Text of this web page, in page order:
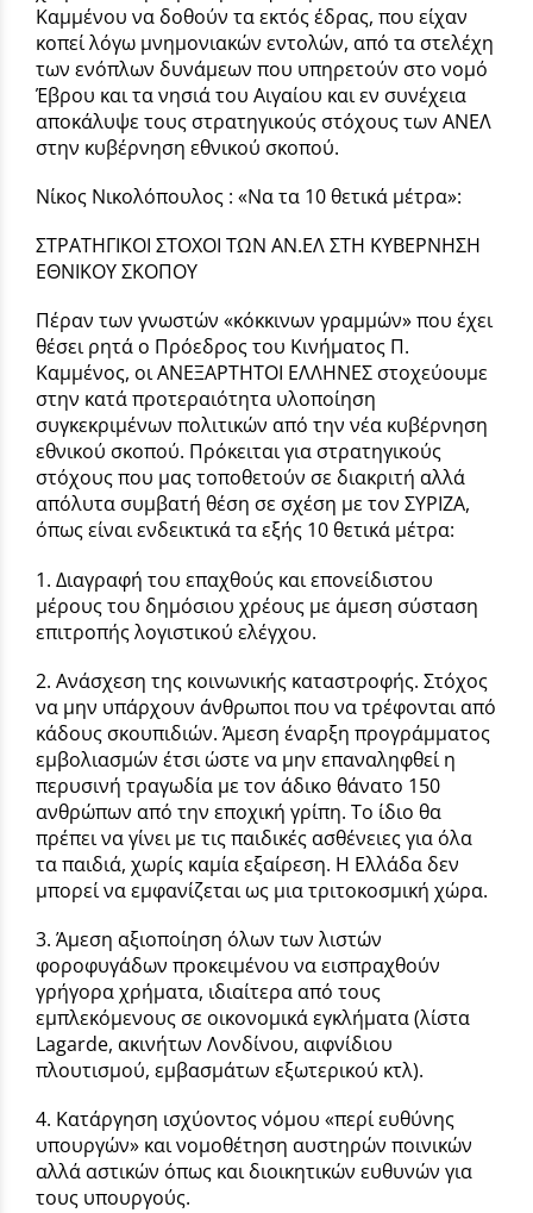
Καμμένου να δοθούν τα εκτός έδρας, που είχαν
κοπεί λόγω μνημονιακών εντολών, από τα στελέχη
των ενόπλων δυνάμεων που υπηρετούν στο νομό
Έβρου και τα νησιά του Αιγαίου και εν συνέχεια
αποκάλυψε τους στρατηγικούς στόχους των ΑΝΕΛ
στην κυβέρνηση εθνικού σκοπού.
Νίκος Νικολόπουλος : «Να τα 10 θετικά μέτρα»:
ΣΤΡΑΤΗΓΙΚΟΙ ΣΤΟΧΟΙ ΤΩΝ ΑΝ.ΕΛ ΣΤΗ ΚΥΒΕΡΝΗΣΗ
ΕΘΝΙΚΟΥ ΣΚΟΠΟΥ
Πέραν των γνωστών «κόκκινων γραμμών» που έχει
θέσει ρητά ο Πρόεδρος του Κινήματος Π.
Καμμένος, οι ΑΝΕΞΑΡΤΗΤΟΙ ΕΛΛΗΝΕΣ στοχεύουμε
στην κατά προτεραιότητα υλοποίηση
συγκεκριμένων πολιτικών από την νέα κυβέρνηση
εθνικού σκοπού. Πρόκειται για στρατηγικούς
στόχους που μας τοποθετούν σε διακριτή αλλά
απόλυτα συμβατή θέση σε σχέση με τον ΣΥΡΙΖΑ,
όπως είναι ενδεικτικά τα εξής 10 θετικά μέτρα:
1. Διαγραφή του επαχθούς και επονείδιστου
μέρους του δημόσιου χρέους με άμεση σύσταση
επιτροπής λογιστικού ελέγχου.
2. Ανάσχεση της κοινωνικής καταστροφής. Στόχος
να μην υπάρχουν άνθρωποι που να τρέφονται από
κάδους σκουπιδιών. Άμεση έναρξη προγράμματος
εμβολιασμών έτσι ώστε να μην επαναληφθεί η
περυσινή τραγωδία με τον άδικο θάνατο 150
ανθρώπων από την εποχική γρίπη. Το ίδιο θα
πρέπει να γίνει με τις παιδικές ασθένειες για όλα
τα παιδιά, χωρίς καμία εξαίρεση. Η Ελλάδα δεν
μπορεί να εμφανίζεται ως μια τριτοκοσμική χώρα.
3. Άμεση αξιοποίηση όλων των λιστών
φοροφυγάδων προκειμένου να εισπραχθούν
γρήγορα χρήματα, ιδιαίτερα από τους
εμπλεκόμενους σε οικονομικά εγκλήματα (λίστα
Lagarde, ακινήτων Λονδίνου, αιφνίδιου
πλουτισμού, εμβασμάτων εξωτερικού κτλ).
4. Κατάργηση ισχύοντος νόμου «περί ευθύνης
υπουργών» και νομοθέτηση αυστηρών ποινικών
αλλά αστικών όπως και διοικητικών ευθυνών για
τους υπουργούς.